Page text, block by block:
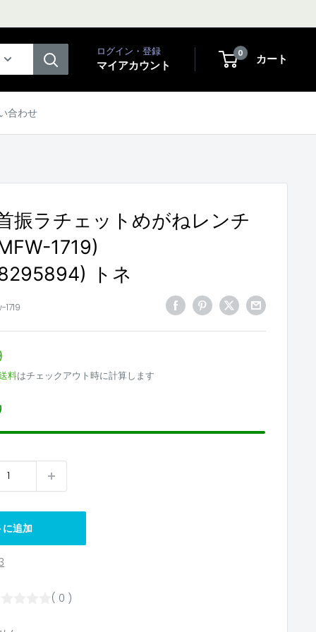
ログイン・登録
マイアカウント
0 カート
合わせ
振ラチェットめがねレンチ
1719)
トネ
料はチェックアウト時に計算します
追加
( 0 )